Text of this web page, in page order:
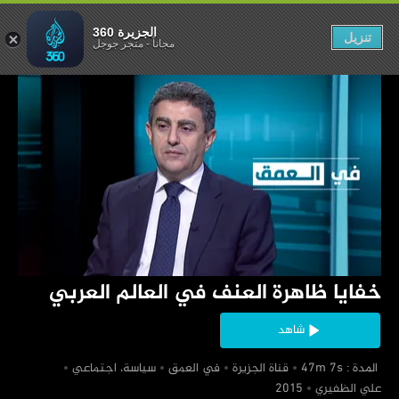
‏خفايا ظاهرة العنف في العالم العربي
شاهد
‏ المدة : 47m 7s
‏قناة الجزيرة ‏في العمق
‏سياسة، اجتماعي
‏علي الظفيري
العالم العربي
الجزيرة 360
مجاناً-متجر جوجل تنزيل